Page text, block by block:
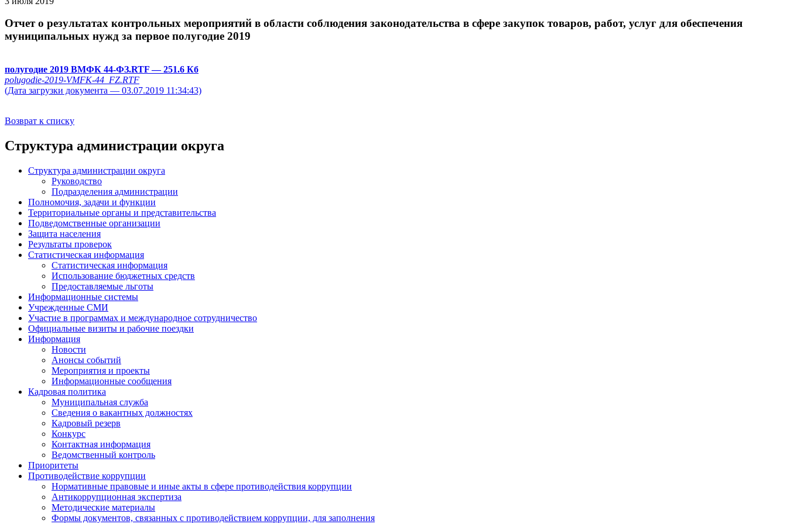
Отчет о результатах контрольных мероприятий в области соблюдения законодательства в сфере закупок товаров, работ, услуг для обеспечения
муниципальных нужд за первое полугодие 2019
полугодие 2019 ВМФК 44-ФЗ.RTF— 251.6 Кб
polugodie-2019-VMFK-44_FZ.RTF
(Дата загрузки документа — 03.07.2019 11:34:43)
Возврат к списку
Структура администрации округа
Структура администрации округа
Руководство
Подразделения администрации
Полномочия, задачи и функции
Территориальные органы и представительства
Подведомственные организации
Защита населения
Результаты проверок
Статистическая информация
Статистическая информация
Использование бюджетных средств
Предоставляемые льготы
Информационные системы
Учрежденные СМИ
Участие в программах и международное сотрудничество
Официальные визиты и рабочие поездки
Информация
Новости
Анонсы событий
Мероприятия и проекты
Информационные сообщения
Кадровая политика
Муниципальная служба
Сведения о вакантных должностях
Кадровый резерв
Конкурс
Контактная информация
Ведомственный контроль
Приоритеты
Противодействие коррупции
Нормативные правовые и иные акты в сфере противодействия коррупции
Антикоррупционная экспертиза
Методические материалы
Формы документов, связанных с противодействием коррупции, для заполнения